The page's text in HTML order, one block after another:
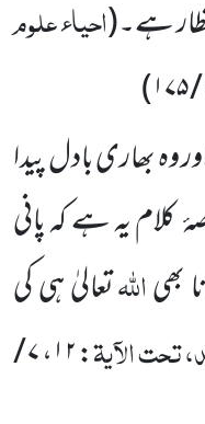
ہے۔(احیاء علوم
)
وہ بھاری بادل پیدا
کلام یہ ہے کہ پانی
بھیاللّٰہتعالیٰ ہی کی
تحت الآیۃ:۱۲، ۷ /